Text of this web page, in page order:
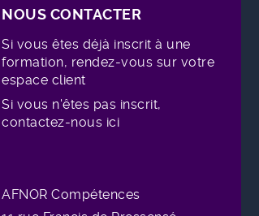
NOUS CONTACTER
Si vous êtes déjà inscrit à une
formation, rendez-vous sur votre
espace client
Si vous n'êtes pas inscrit,
contactez-nous ici
AFNOR Compétences